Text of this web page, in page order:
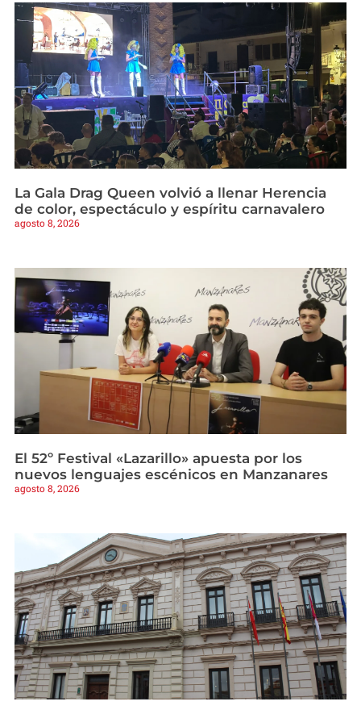
La Gala Drag Queen volvió a llenar Herencia
de color, espectáculo y espíritu carnavalero
agosto 8, 2026
El 52º Festival «Lazarillo» apuesta por los
nuevos lenguajes escénicos en Manzanares
agosto 8, 2026